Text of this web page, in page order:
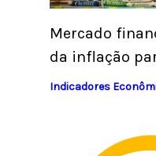
Mercado
da inflação
Indicadores